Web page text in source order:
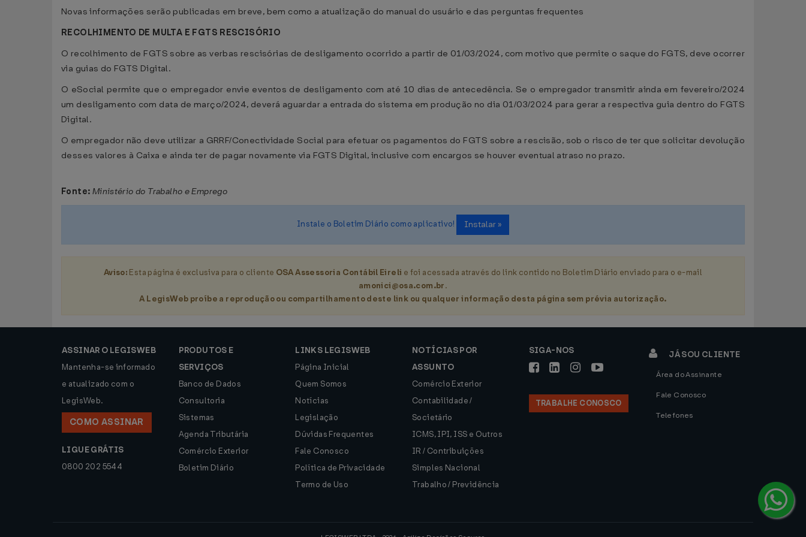
Novas informações serão publicadas em breve, bem como a atualização do manual do usuário e das perguntas frequentes
RECOLHIMENTO DE MULTA E FGTS RESCISÓRIO
O recolhimento de FGTS sobre as verbas rescisórias de desligamento ocorrido a partir de 01/03/2024, com motivo que permite o saque do FGTS, deve ocorrer
via guias do FGTS Digital.
O eSocial permite que o empregador envie eventos de desligamento com até 10 dias de antecedência. Se o empregador transmitir ainda em fevereiro/2024
um desligamento com data de março/2024, deverá aguardar a entrada do sistema em produção no dia 01/03/2024 para gerar a respectiva guia dentro do FGTS
Digital.
O empregador não deve utilizar a GRRF/Conectividade Social para efetuar os pagamentos do FGTS sobre a rescisão, sob o risco de ter que solicitar devolução
desses valores à Caixa e ainda ter de pagar novamente via FGTS Digital, inclusive com encargos se houver eventual atraso no prazo.
Fonte: Ministério do Trabalho e Emprego
Instale o Boletim Diário como aplicativo!
Aviso: Esta página é exclusiva para o cliente OSA Assessoria Contábil Eireli e foi acessada através do link contido no Boletim Diário enviado para o e-mail
amonici@osa.com.br.
A LegisWeb proíbe a reprodução ou compartilhamento deste link ou qualquer informação desta página sem prévia autorização.
ASSINAR O LEGISWEB
Mantenha-se informado
e atualizado com o
LegisWeb.
COMO ASSINAR
LIGUE GRÁTIS
0800 202 5544
PRODUTOS E
SERVIÇOS
Banco de Dados
Consultoria
Sistemas
Agenda Tributária
Comércio Exterior
Boletim Diário
LINKS LEGISWEB
Página Inicial
Quem Somos
Notícias
Legislação
Dúvidas Frequentes
Fale Conosco
Política de Privacidade
Termo de Uso
NOTÍCIAS POR
ASSUNTO
Comércio Exterior
Contabilidade /
Societário
ICMS, IPI, ISS e Outros
IR / Contribuições
Simples Nacional
Trabalho / Previdência
SIGA-NOS
TRABALHE CONOSCO
JÁ SOU CLIENTE
Área do Assinante
Fale Conosco
Telefones